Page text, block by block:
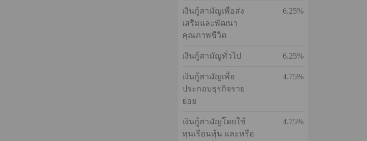
สมาชิกฯ
เงินกู้สามัญเพื่อเสริม
สภาพคล่องทางการ
เงินกู้ฉุกเฉิน
เงินกู้สามัญเพื่อส่ง
เสริมและพัฒนา
คุณภาพชีวิต
เงินกู้สามัญทั่วไป